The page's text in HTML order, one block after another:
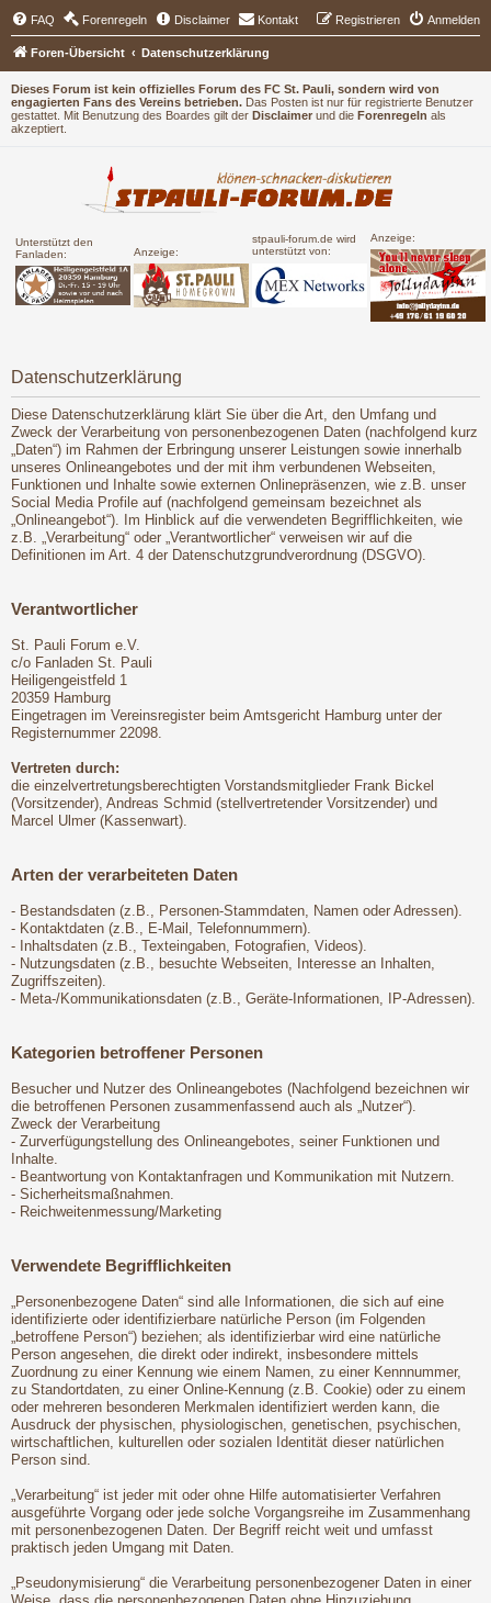
Dieses Forum ist kein offizielles Forum des FC St. Pauli, sondern wird von
engagierten Fans des Vereins betrieben. Das Posten ist nur für registrierte Benutzer
gestattet. Mit Benutzung des Boardes gilt der Disclaimer und die Forenregeln als
akzeptiert.
Unterstützt den
Fanladen:
Anzeige:
stpauli-forum.de wird
unterstützt von:
Anzeige:
FAQ Forenregeln Disclaimer Kontakt Anmelden
Registrieren
Foren-Übersicht Datenschutzerklärung
Datenschutzerklärung
Diese Datenschutzerklärung klärt Sie über die Art, den Umfang und
Zweck der Verarbeitung von personenbezogenen Daten (nachfolgend kurz
„Daten“) im Rahmen der Erbringung unserer Leistungen sowie innerhalb
unseres Onlineangebotes und der mit ihm verbundenen Webseiten,
Funktionen und Inhalte sowie externen Onlinepräsenzen, wie z.B. unser
Social Media Profile auf (nachfolgend gemeinsam bezeichnet als
„Onlineangebot“). Im Hinblick auf die verwendeten Begrifflichkeiten, wie
z.B. „Verarbeitung“ oder „Verantwortlicher“ verweisen wir auf die
Definitionen im Art. 4 der Datenschutzgrundverordnung (DSGVO).
Verantwortlicher
St. Pauli Forum e.V.
c/o Fanladen St. Pauli
Heiligengeistfeld 1
20359 Hamburg
Eingetragen im Vereinsregister beim Amtsgericht Hamburg unter der
Registernummer 22098.
Vertreten durch:
die einzelvertretungsberechtigten Vorstandsmitglieder Frank Bickel
(Vorsitzender), Andreas Schmid (stellvertretender Vorsitzender) und
Marcel Ulmer (Kassenwart).
Arten der verarbeiteten Daten
- Bestandsdaten (z.B., Personen-Stammdaten, Namen oder Adressen).
- Kontaktdaten (z.B., E-Mail, Telefonnummern).
- Inhaltsdaten (z.B., Texteingaben, Fotografien, Videos).
- Nutzungsdaten (z.B., besuchte Webseiten, Interesse an Inhalten,
Zugriffszeiten).
- Meta-/Kommunikationsdaten (z.B., Geräte-Informationen, IP-Adressen).
Kategorien betroffener Personen
Besucher und Nutzer des Onlineangebotes (Nachfolgend bezeichnen wir
die betroffenen Personen zusammenfassend auch als „Nutzer“).
Zweck der Verarbeitung
- Zurverfügungstellung des Onlineangebotes, seiner Funktionen und
Inhalte.
- Beantwortung von Kontaktanfragen und Kommunikation mit Nutzern.
- Sicherheitsmaßnahmen.
- Reichweitenmessung/Marketing
Verwendete Begrifflichkeiten
„Personenbezogene Daten“ sind alle Informationen, die sich auf eine
identifizierte oder identifizierbare natürliche Person (im Folgenden
„betroffene Person“) beziehen; als identifizierbar wird eine natürliche
Person angesehen, die direkt oder indirekt, insbesondere mittels
Zuordnung zu einer Kennung wie einem Namen, zu einer Kennnummer,
zu Standortdaten, zu einer Online-Kennung (z.B. Cookie) oder zu einem
oder mehreren besonderen Merkmalen identifiziert werden kann, die
Ausdruck der physischen, physiologischen, genetischen, psychischen,
wirtschaftlichen, kulturellen oder sozialen Identität dieser natürlichen
Person sind.
„Verarbeitung“ ist jeder mit oder ohne Hilfe automatisierter Verfahren
ausgeführte Vorgang oder jede solche Vorgangsreihe im Zusammenhang
mit personenbezogenen Daten. Der Begriff reicht weit und umfasst
praktisch jeden Umgang mit Daten.
„Pseudonymisierung“ die Verarbeitung personenbezogener Daten in einer